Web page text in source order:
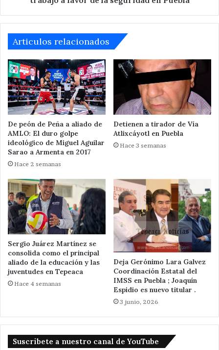
Articulos relacionados
De peón de Peña a aliado de
AMLO: El duro golpe
ideológico de Miguel Aguilar
Sarao a Armenta en 2017
Hace 2 semanas
Detienen a tirador de Vía
Atlixcáyotl en Puebla
Hace 3 semanas
Sergio Juárez Martínez se
consolida como el principal
aliado de la educación y las
juventudes en Tepeaca
Hace 4 semanas
Deja Gerónimo Lara Galvez
Coordinación Estatal del
IMSS en Puebla ; Joaquín
Espidio es nuevo titular .
3 junio, 2026
Suscribete a nuestro canal de YouTube